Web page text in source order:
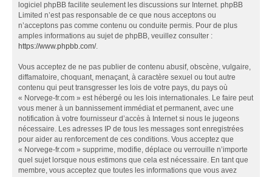
logiciel phpBB facilite seulement les discussions sur Internet. phpBB
Limited n’est pas responsable de ce que nous acceptons ou
n’acceptons pas comme contenu ou conduite permis. Pour de plus
amples informations au sujet de phpBB, veuillez consulter :
https://www.phpbb.com/.
Vous acceptez de ne pas publier de contenu abusif, obscène, vulgaire,
diffamatoire, choquant, menaçant, à caractère sexuel ou tout autre
contenu qui peut transgresser les lois de votre pays, du pays où
« Norvege-fr.com » est hébergé ou les lois internationales. Le faire peut
vous mener à un bannissement immédiat et permanent, avec une
notification à votre fournisseur d’accès à Internet si nous le jugeons
nécessaire. Les adresses IP de tous les messages sont enregistrées
pour aider au renforcement de ces conditions. Vous acceptez que
« Norvege-fr.com » supprime, modifie, déplace ou verrouille n’importe
quel sujet lorsque nous estimons que cela est nécessaire. En tant que
membre, vous acceptez que toutes les informations que vous avez